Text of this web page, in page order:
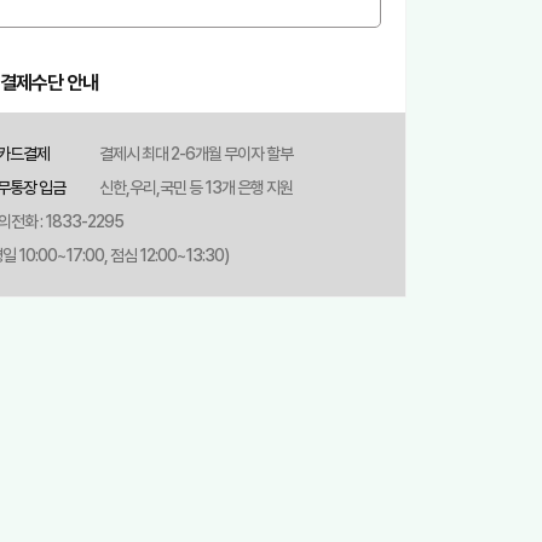
결제수단 안내
드결제
결제시 최대 2-6개월 무이자 할부
통장 입금
신한,우리,국민 등 13개 은행 지원
전화 : 1833-2295
일 10:00~17:00, 점심 12:00~13:30)